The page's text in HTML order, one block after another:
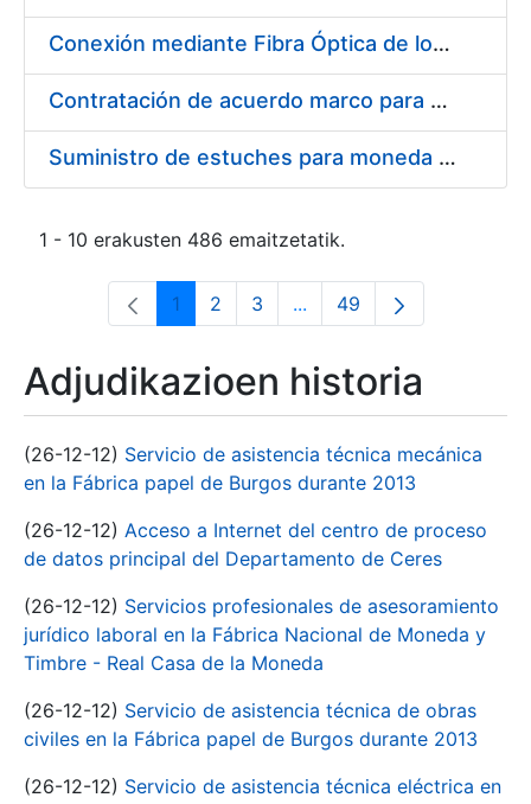
Conexión mediante Fibra Óptica de los Centros de Proceso de Datos (CPDs) de las sedes de la FNMT-RCM de Burgos y Madrid
Contratación de acuerdo marco para el Suministro de Material de Electricidad para la Fábrica Nacional de Moneda y Timbre-Real Casa de la Moneda en su centro de trabajo de Burgos
Suministro de estuches para moneda de 30 €
1 - 10 erakusten 486 emaitzetatik.
Orrialdea
1 Orrialdea
2 Orrialdea
3 ...Intermediate Pages Use
Orrialdea
49
Adjudikazioen historia
(26-12-12) Servicio de asistencia técnica mecánica
en la Fábrica papel de Burgos durante 2013
(26-12-12) Acceso a Internet del centro de proceso
de datos principal del Departamento de Ceres
(26-12-12) Servicios profesionales de asesoramiento
jurídico laboral en la Fábrica Nacional de Moneda y
Timbre - Real Casa de la Moneda
(26-12-12) Servicio de asistencia técnica de obras
civiles en la Fábrica papel de Burgos durante 2013
(26-12-12) Servicio de asistencia técnica eléctrica en